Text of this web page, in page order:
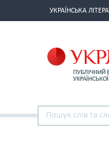
УКРАЇНСЬКА